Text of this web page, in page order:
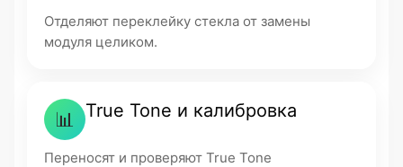
Отделяют переклейку стекла от замены
модуля целиком.
📊 True Tone и калибровка
Переносят и проверяют True Tone